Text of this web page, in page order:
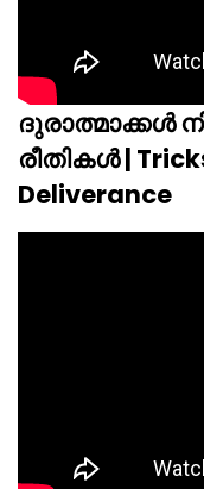
ദുരാത്മാക്കൾ
രീതികൾ |
Deliverance